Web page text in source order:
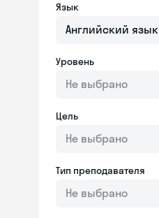
Язык
Английский язык
Уровень
Не выбрано
Цель
Не выбрано
Тип преподавателя
Не выбрано